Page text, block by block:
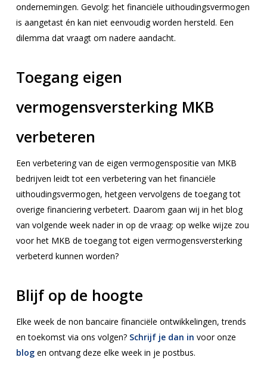
ondernemingen. Gevolg: het financiële uithoudingsvermogen
is aangetast én kan niet eenvoudig worden hersteld. Een
dilemma dat vraagt om nadere aandacht.
Toegang eigen
vermogensversterking MKB
verbeteren
Een verbetering van de eigen vermogenspositie van MKB
bedrijven leidt tot een verbetering van het financiële
uithoudingsvermogen, hetgeen vervolgens de toegang tot
overige financiering verbetert. Daarom gaan wij in het blog
van volgende week nader in op de vraag: op welke wijze zou
voor het MKB de toegang tot eigen vermogensversterking
verbeterd kunnen worden?
Blijf op de hoogte
Elke week de non bancaire financiële ontwikkelingen, trends
en toekomst via ons volgen? Schrijf je dan in voor onze
blogen ontvang deze elke week in je postbus.